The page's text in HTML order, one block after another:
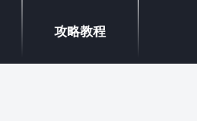
攻略教程